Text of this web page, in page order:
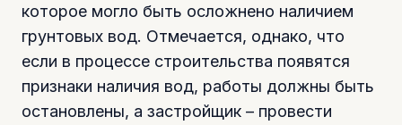
которое могло быть осложнено наличием
грунтовых вод. Отмечается, однако, что
если в процессе строительства появятся
признаки наличия вод, работы должны быть
остановлены, а застройщик – провести